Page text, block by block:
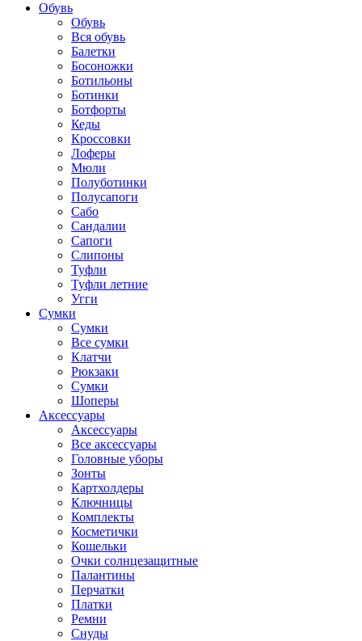
Обувь
Обувь
Вся обувь
Балетки
Босоножки
Ботильоны
Ботинки
Ботфорты
Кеды
Кроссовки
Лоферы
Мюли
Полуботинки
Полусапоги
Сабо
Сандалии
Сапоги
Слипоны
Туфли
Туфли летние
Угги
Сумки
Сумки
Все сумки
Клатчи
Рюкзаки
Сумки
Шоперы
Аксессуары
Аксессуары
Все аксессуары
Головные уборы
Зонты
Картхолдеры
Ключницы
Комплекты
Косметички
Кошельки
Очки солнцезащитные
Палантины
Перчатки
Платки
Ремни
Снуды